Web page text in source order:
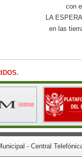
con
LA
en las
- Central